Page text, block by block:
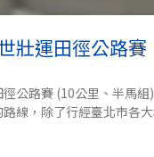
壯運田徑公路賽
公路賽 (10公里、半馬
線，除了行經臺北市各